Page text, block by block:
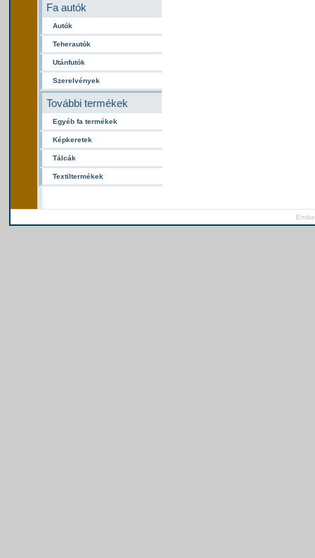
Fa autók
Autók
Teherautók
Utánfutók
Szerelvények
További termékek
Egyéb fa termékek
Képkeretek
Tálcák
Textiltermékek